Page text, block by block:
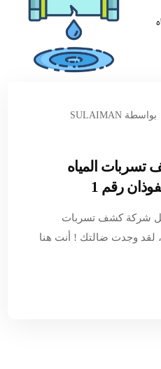
بواسطةSULAIMAN
المياه
رقم 1
شركة كشف تسربات
لقد وجدت ضالتك ! أنت هنا